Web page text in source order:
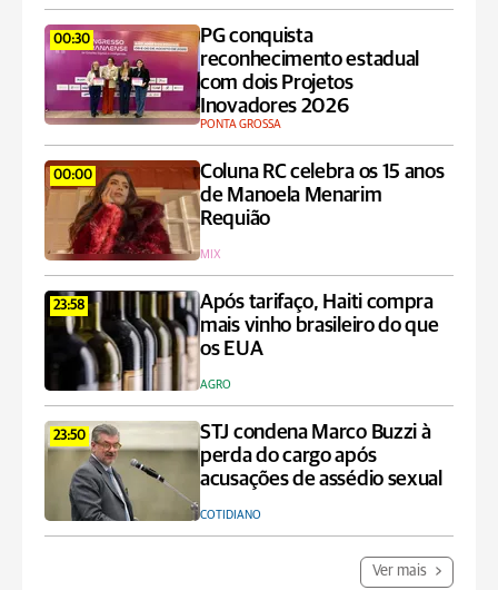
00:30
PG conquista
reconhecimento estadual
com dois Projetos
Inovadores 2026
PONTA GROSSA
00:00
Coluna RC celebra os 15 anos
de Manoela Menarim
Requião
MIX
23:58
Após tarifaço, Haiti compra
mais vinho brasileiro do que
os EUA
AGRO
23:50
STJ condena Marco Buzzi à
perda do cargo após
acusações de assédio sexual
COTIDIANO
Ver mais